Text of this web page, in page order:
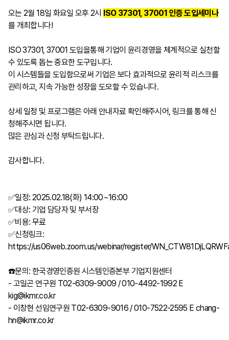
오는 2월 18일 화요일 오후 2시 ISO 37301, 37001 인증 도입세미나
를 개최합니다!
ISO 37301, 37001 도입을통해 기업이 윤리경영을 체계적으로 실천할
수 있도록 돕는 중요한 도구입니다.
이 시스템들을 도입함으로써 기업은 보다 효과적으로 윤리적 리스크를
관리하고, 지속 가능한 성장을 도모할 수 있습니다.
상세 일정 및 프로그램은 아래 안내자료 확인해주시어, 링크를 통해 신
청해주시면 됩니다.
많은 관심과 신청 부탁드립니다.
감사합니다.
✅일정: 2025.02.18(화) 14:00~16:00
✅대상: 기업 담당자 및 부서장
✅비용: 무료
✅신청링크:
https://us06web.zoom.us/webinar/register/
☎️문의: 한국경영인증원 시스템인증본부 기업지원센터
- 고일곤 연구원 T02-6309-9009 / 010-4492-1992 E
kig@ikmr.co.kr
- 이창현 선임연구원 T02-6309-9016 / 010-7522-2595 E chang-
hn@ikmr.co.kr